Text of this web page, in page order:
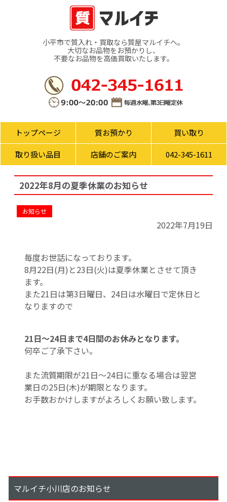
小平市で質入れ・買取なら質屋マルイチへ。
大切なお品物をお預かりし、
不要なお品物を高価買取いたします。
トップページ 質お預かり 買い取り
取り扱い品目 店舗のご案内 042-345-1611
2022年8月の夏季休業のお知らせ
お知らせ
2022年7月19日
毎度お世話になっております。
8月22日(月)と23日(火)は夏季休業とさせて頂き
ます。
また21日は第3日曜日、24日は水曜日で定休日と
なりますので
21日～24日まで4日間のお休みとなります。
何卒ご了承下さい。
また流質期限が21日～24日に重なる場合は翌営
業日の25日(木)が期限となります。
お手数おかけしますがよろしくお願い致します。
マルイチ小川店のお知らせ